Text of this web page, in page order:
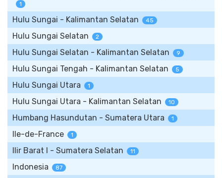
1
Hulu Sungai - Kalimantan Selatan 45
Hulu Sungai Selatan 2
Hulu Sungai Selatan - Kalimantan Selatan 9
Hulu Sungai Tengah - Kalimantan Selatan 5
Hulu Sungai Utara 1
Hulu Sungai Utara - Kalimantan Selatan 10
Humbang Hasundutan - Sumatera Utara 1
Ile-de-France 1
Ilir Barat I - Sumatera Selatan 11
Indonesia 87